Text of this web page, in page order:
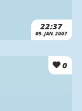
22:37
09. JAN. 2007
0